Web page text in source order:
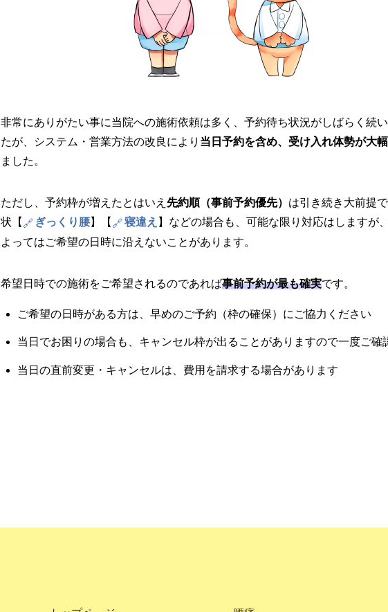
非常にありがたい事に当院への施術依頼は多く、予約待ち状況がしばらく続
たが、システム・営業方法の改良により 当日予約を含め、受け入れ体勢が大
ました。
ただし、予約枠が増えたとはいえ 先約順（事前予約優先） は引き続き大前提
状【
ぎっくり腰】【 寝違え 】などの場合も、可能な限り対応はしますが
よってはご希望の日時に沿えないことがあります。
希望日時での施術をご希望されるのであれば事前予約が最も確実です。
ご希望の日時がある方は、早めのご予約（枠の確保）にご協力ください
当日でお困りの場合も、キャンセル枠が出ることがありますので一度ご確
当日の直前変更・キャンセルは、費用を請求する場合があります